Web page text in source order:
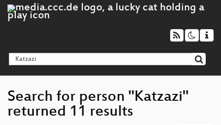
Search for person "Katzazi"
returned 11 results